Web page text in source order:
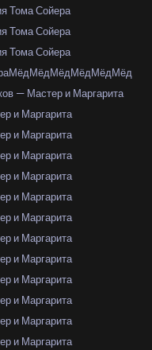
Тома Сойера
Тома Сойера
Тома Сойера
МёдМёдМёдМёдМёдМёд
— Мастер и Маргарита
и Маргарита
и Маргарита
и Маргарита
и Маргарита
и Маргарита
и Маргарита
и Маргарита
и Маргарита
и Маргарита
и Маргарита
и Маргарита
и Маргарита